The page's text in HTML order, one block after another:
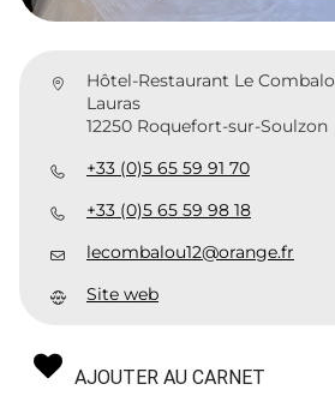
Hôtel-Restaurant Le
Lauras
12250 Roquefort-sur-Soulzon
+33 (0)5 65 59 91 70
+33 (0)5 65 59 98 18
lecombalou12@orange.fr
Site web
AJOUTER AU CARNET